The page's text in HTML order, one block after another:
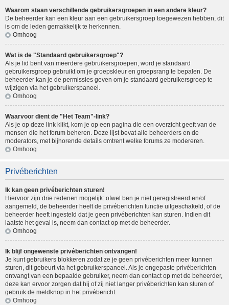
Waarom staan verschillende gebruikersgroepen in een andere kleur?
De beheerder kan een kleur aan een gebruikersgroep toegewezen hebben, dit
is om de leden gemakkelijk te herkennen.
Omhoog
Wat is de "Standaard gebruikersgroep"?
Als je lid bent van meerdere gebruikersgroepen, word je standaard
gebruikersgroep gebruikt om je groepskleur en groepsrang te bepalen. De
beheerder kan je de permissies geven om je standaard gebruikersgroep te
wijzigen via het gebruikerspaneel.
Omhoog
Waarvoor dient de "Het Team"-link?
Als je op deze link klikt, kom je op een pagina die een overzicht geeft van de
mensen die het forum beheren. Deze lijst bevat alle beheerders en de
moderators, met bijhorende details omtrent welke forums ze modereren.
Omhoog
Privéberichten
Ik kan geen privéberichten sturen!
Hiervoor zijn drie redenen mogelijk: ofwel ben je niet geregistreerd en/of
aangemeld, de beheerder heeft de privéberichten functie uitgeschakeld, of de
beheerder heeft ingesteld dat je geen privéberichten kan sturen. Indien dit
laatste het geval is, neem dan contact op met de beheerder.
Omhoog
Ik blijf ongewenste privéberichten ontvangen!
Je kunt gebruikers blokkeren zodat ze je geen privéberichten meer kunnen
sturen, dit gebeurt via het gebruikerspaneel. Als je ongepaste privéberichten
ontvangt van een bepaalde gebruiker, neem dan contact op met de beheerder,
deze kan ervoor zorgen dat hij of zij niet langer privéberichten kan sturen of
gebruik de meldknop in het privébericht.
Omhoog